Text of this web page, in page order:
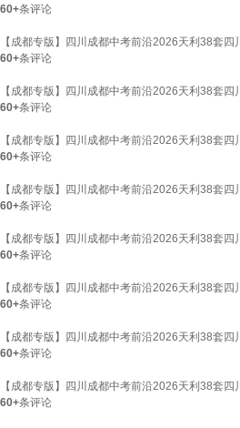
60+条评论
【成都专版】四川成都中考前沿2026天利38套
60+条评论
【成都专版】四川成都中考前沿2026天利38套
60+条评论
【成都专版】四川成都中考前沿2026天利38套
60+条评论
【成都专版】四川成都中考前沿2026天利38套
60+条评论
【成都专版】四川成都中考前沿2026天利38套
60+条评论
【成都专版】四川成都中考前沿2026天利38套
60+条评论
【成都专版】四川成都中考前沿2026天利38套
60+条评论
【成都专版】四川成都中考前沿2026天利38套
60+条评论